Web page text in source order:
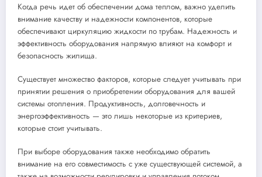
Когда речь идет об обеспечении дома теплом, важно уделить
внимание качеству и надежности компонентов, которые
обеспечивают циркуляцию жидкости по трубам. Надежность и
эффективность оборудования напрямую влияют на комфорт и
безопасность жилища.
Существует множество факторов, которые следует учитывать при
принятии решения о приобретении оборудования для вашей
системы отопления. Продуктивность, долговечность и
энергоэффективность — это лишь некоторые из критериев,
которые стоит учитывать.
При выборе оборудования также необходимо обратить
внимание на его совместимость с уже существующей системой, а